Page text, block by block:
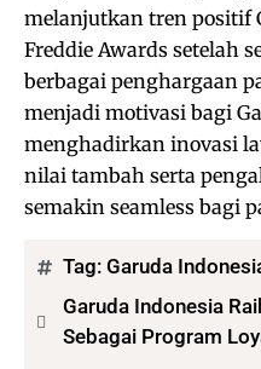
melanjutkan tren positif
Freddie Awards setelah
berbagai penghargaan
menjadi motivasi bagi
menghadirkan inovasi
nilai tambah serta
semakin seamless bagi
Tag: Garuda
Garuda Indonesia
Sebagai Program